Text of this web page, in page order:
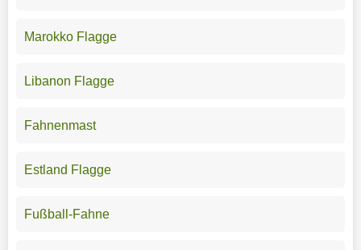
Marokko Flagge
Libanon Flagge
Fahnenmast
Estland Flagge
Fußball-Fahne